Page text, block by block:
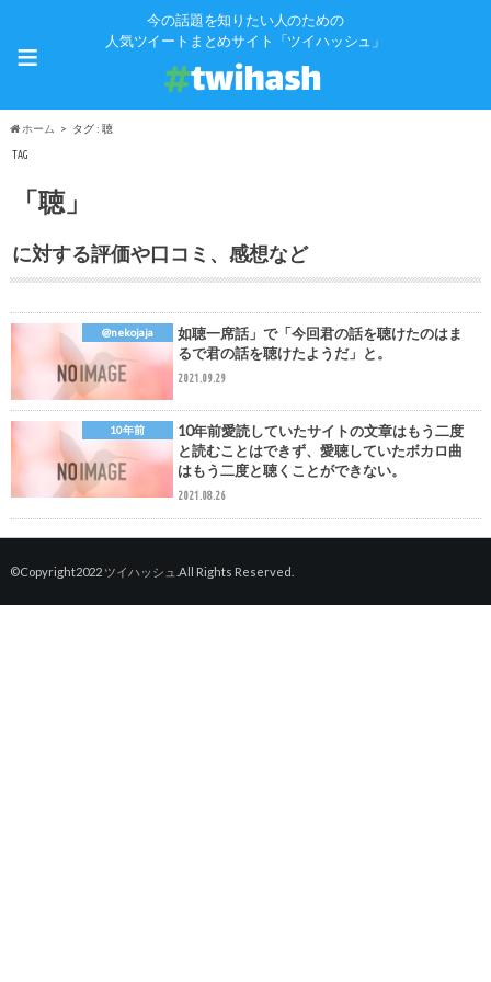
今の話題を知りたい人のための
人気ツイートまとめサイト「ツイハッシュ」
≡
ホーム タグ : 聴
TAG
「聴」
に対する評価や口コミ、感想など
@nekojaja
如聴一席話」で「今回君の話を聴けたのはま
るで君の話を聴けたようだ」と。
2021.09.29
10年前
10年前愛読していたサイトの文章はもう二度
と読むことはできず、愛聴していたボカロ曲
はもう二度と聴くことができない。
2021.08.26
©Copyright2022 ツイハッシュ .All Rights Reserved.